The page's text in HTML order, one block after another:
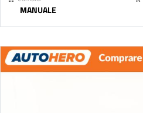
MANUALE